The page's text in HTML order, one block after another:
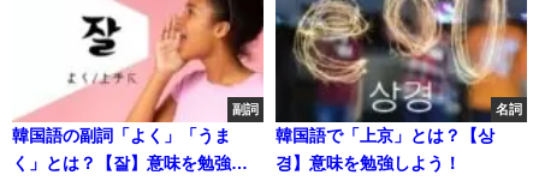
副詞
韓国語の副詞「よく」「うま
く」とは？【잘】意味を勉強し
名詞
韓国語で「上京」とは？【상
경】意味を勉強しよう！